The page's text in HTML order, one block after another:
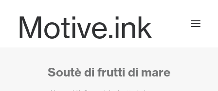
Motive.ink
Projects
Soutè di frutti di mare